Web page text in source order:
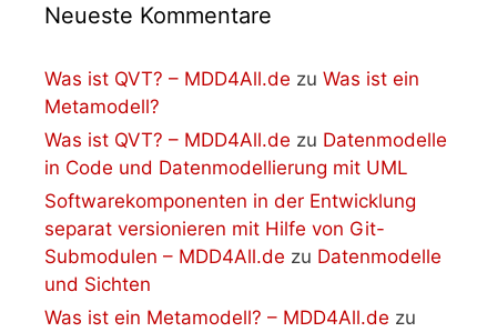
Neueste Kommentare
Was ist QVT? – MDD4All.de zu Was ist ein
Metamodell?
Was ist QVT? – MDD4All.de zu Datenmodelle
in Code und Datenmodellierung mit UML
Softwarekomponenten in der Entwicklung
separat versionieren mit Hilfe von Git-
Submodulen – MDD4All.de zu Datenmodelle
und Sichten
Was ist ein Metamodell? – MDD4All.de zu